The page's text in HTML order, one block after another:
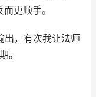
更顺手。
出，有次我让法师
。